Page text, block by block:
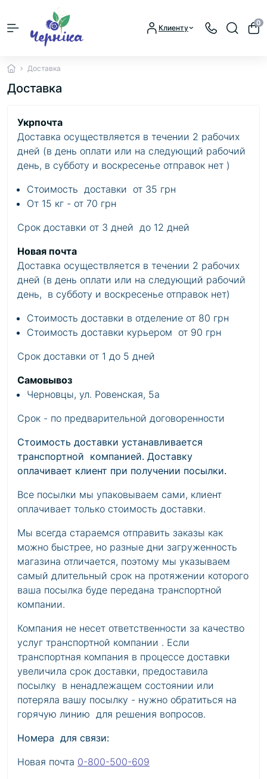
Клиенту
0
Доставка
Доставка
Укрпочта
Доставка осуществляется в течении 2 рабочих
дней (в день оплати или на следующий рабочий
день, в субботу и воскресенье отправок нет )
Стоимость доставки от 35 грн
От 15 кг - от 70 грн
Срок доставки от 3 дней до 12 дней
Новая почта
Доставка осуществляется в течении 2 рабочих
дней (в день оплати или на следующий рабочий
день, в субботу и воскресенье отправок нет)
Стоимость доставки в отделение от 80 грн
Стоимость доставки курьером от 90 грн
Срок доставки от 1 до 5 дней
Самовывоз
Черновцы, ул. Ровенская, 5а
Срок - по предварительной договоренности
Стоимость доставки устанавливается
транспортной компанией. Доставку
оплачивает клиент при получении посылки.
Все посылки мы упаковываем сами, клиент
оплачивает только стоимость доставки.
Мы всегда стараемся отправить заказы как
можно быстрее, но разные дни загруженность
магазина отличается, поэтому мы указываем
самый длительный срок на протяжении которого
ваша посылка буде передана транспортной
компании.
Компания не несет ответственности за качество
услуг транспортной компании . Если
транспортная компания в процессе доставки
увеличила срок доставки, предоставила
посылку в ненадлежащем состоянии или
потеряла вашу посылку - нужно обратиться на
горячую линию для решения вопросов.
Номера для связи:
Новая почта 0-800-500-609